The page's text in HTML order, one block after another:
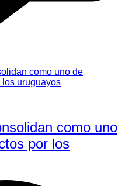
como uno
por los